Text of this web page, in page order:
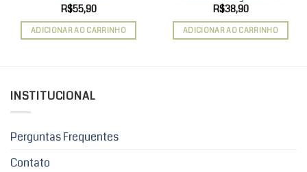
R$55,90
ADICIONAR AO CARRINHO
R$38,90
ADICIONAR AO CARRINHO
INSTITUCIONAL
Perguntas Frequentes
Contato